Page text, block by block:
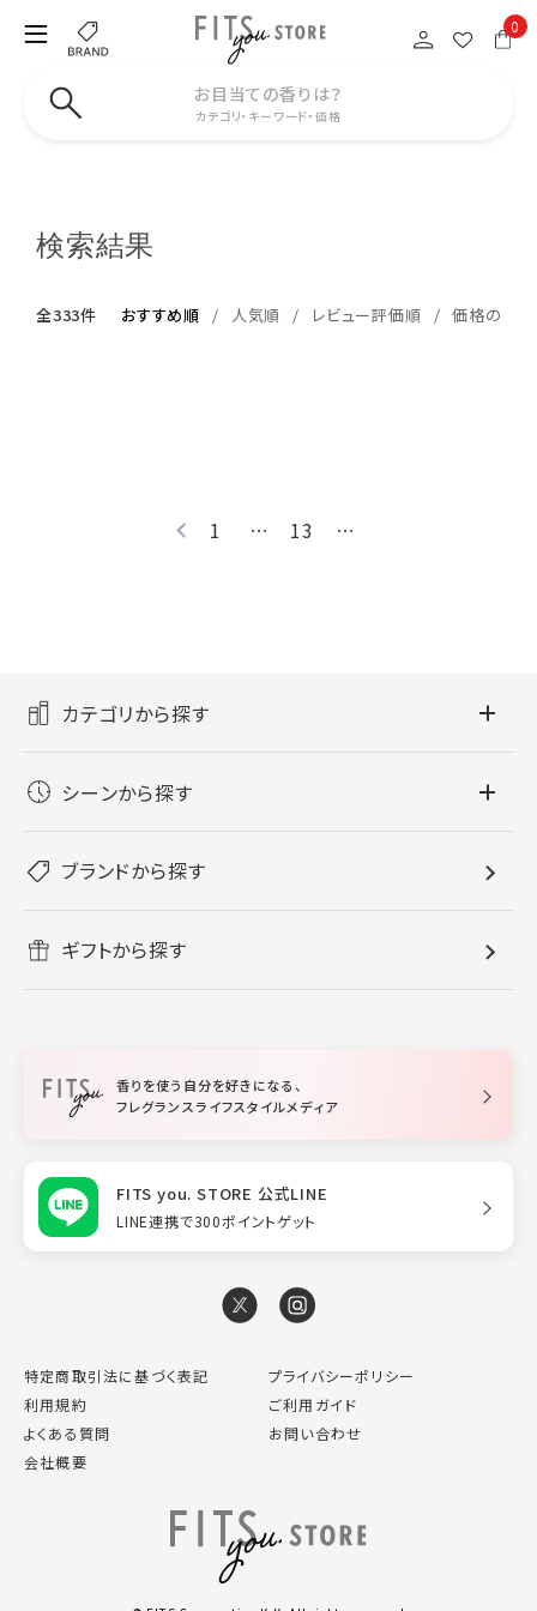
0
お目当ての香りは？
カテゴリ・キーワード・価格
検索結果
全333件 おすすめ順 人気順 レビュー評価順 価格の安
1 … 13 …
カテゴリから探す
レディース香水
メンズ香水
ボディミスト・スプレー
バス・ボディケア
すべてのバス・ボディケア
ボディ・ハンドクリーム
入浴剤
ホームフレグランス
ルームフレグランス
スタイリング
シーンから探す
リフレッシュしたい
ブランドから探す
ギフトから探す
香りを使う自分を好きになる、
フレグランスライフスタイルメディア
FITS you. STORE 公式LINE
LINE連携で300ポイントゲット
特定商取引法に基づく表記
プライバシーポリシー
利用規約
ご利用ガイド
よくある質問
お問い合わせ
会社概要